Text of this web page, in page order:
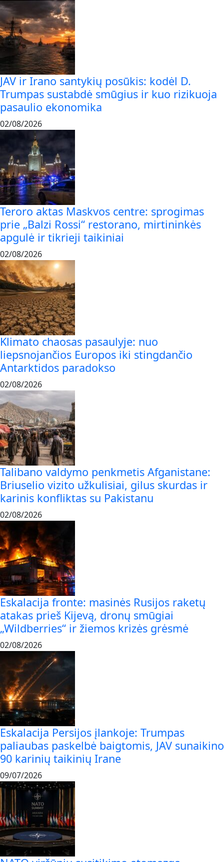
JAV ir Irano santykių posūkis: kodėl D.
Trumpas sustabdė smūgius ir kuo rizikuoja
pasaulio ekonomika
02/08/2026
Teroro aktas Maskvos centre: sprogimas
prie „Balzi Rossi“ restorano, mirtininkės
apgulė ir tikrieji taikiniai
02/08/2026
Klimato chaosas pasaulyje: nuo
liepsnojančios Europos iki stingdančio
Antarktidos paradokso
02/08/2026
Talibano valdymo penkmetis Afganistane:
Briuselio vizito užkulisiai, gilus skurdas ir
karinis konfliktas su Pakistanu
02/08/2026
Eskalacija fronte: masinės Rusijos raketų
atakas prieš Kijevą, dronų smūgiai
„Wildberries“ ir žiemos krizės grėsmė
02/08/2026
Eskalacija Persijos įlankoje: Trumpas
paliaubas paskelbė baigtomis, JAV sunaikino
90 karinių taikinių Irane
09/07/2026